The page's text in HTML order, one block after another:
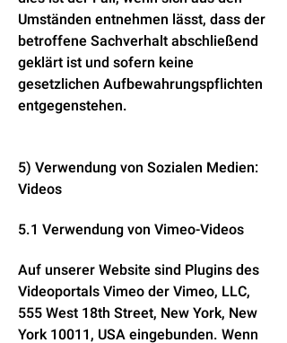
Umständen entnehmen lässt, dass der
betroffene Sachverhalt abschließend
geklärt ist und sofern keine
gesetzlichen Aufbewahrungspflichten
entgegenstehen.
5) Verwendung von Sozialen Medien:
Videos
5.1 Verwendung von Vimeo-Videos
Auf unserer Website sind Plugins des
Videoportals Vimeo der Vimeo, LLC,
555 West 18th Street, New York, New
York 10011, USA eingebunden. Wenn